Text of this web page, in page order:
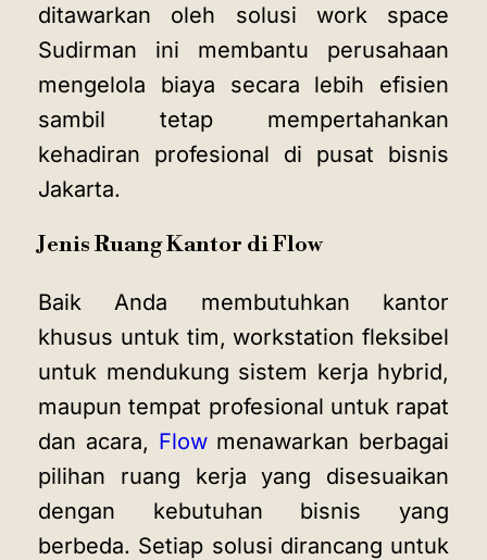
ditawarkan oleh solusi work space
Sudirman ini membantu perusahaan
mengelola biaya secara lebih efisien
sambil tetap mempertahankan
kehadiran profesional di pusat bisnis
Jakarta.
Jenis Ruang Kantor di Flow
Baik Anda membutuhkan kantor
khusus untuk tim, workstation fleksibel
untuk mendukung sistem kerja hybrid,
maupun tempat profesional untuk rapat
dan acara, Flowmenawarkan berbagai
pilihan ruang kerja yang disesuaikan
dengan kebutuhan bisnis yang
berbeda. Setiap solusi dirancang untuk